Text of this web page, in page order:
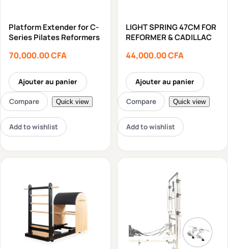
Platform Extender for C-
Series Pilates Reformers
70,000.00CFA
Ajouter au panier
Compare Quick view
Add to wishlist
LIGHT SPRING 47CM FOR
REFORMER & CADILLAC
44,000.00CFA
Ajouter au panier
Compare Quick view
Add to wishlist